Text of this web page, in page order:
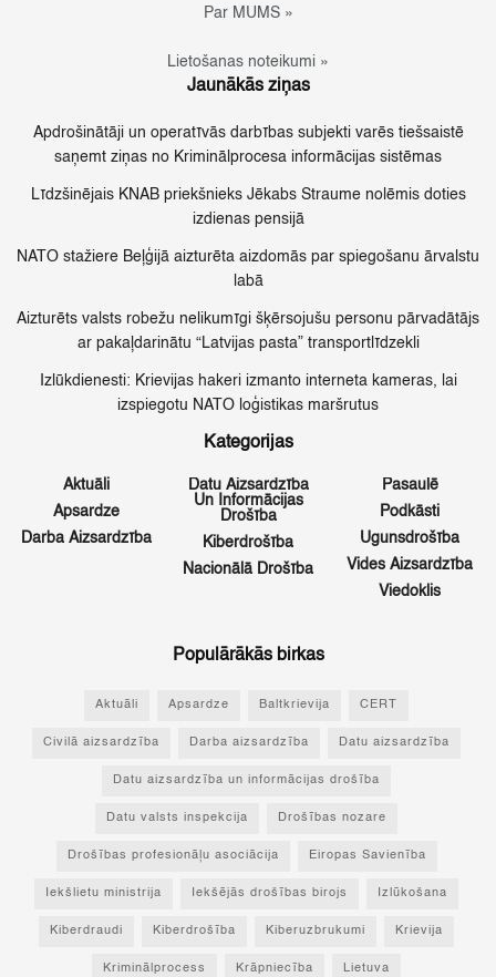
Par MUMS »
Lietošanas noteikumi »
Jaunākās ziņas
Apdrošinātāji un operatīvās darbības subjekti varēs tiešsaistē
saņemt ziņas no Kriminālprocesa informācijas sistēmas
Līdzšinējais KNAB priekšnieks Jēkabs Straume nolēmis doties
izdienas pensijā
NATO stažiere Beļģijā aizturēta aizdomās par spiegošanu ārvalstu
labā
Aizturēts valsts robežu nelikumīgi šķērsojušu personu pārvadātājs
ar pakaļdarinātu “Latvijas pasta” transportlīdzekli
Izlūkdienesti: Krievijas hakeri izmanto interneta kameras, lai
izspiegotu NATO loģistikas maršrutus
Kategorijas
Aktuāli
Apsardze
Darba Aizsardzība
Datu Aizsardzība
Un Informācijas
Drošība
Kiberdrošība
Nacionālā Drošība
Pasaulē
Podkāsti
Ugunsdrošība
Vides Aizsardzība
Viedoklis
Populārākās birkas
Aktuāli Apsardze Baltkrievija CERT
Civilā aizsardzība Darba aizsardzība Datu aizsardzība
Datu aizsardzība un informācijas drošība
Datu valsts inspekcija Drošības nozare
Drošības profesionāļu asociācija Eiropas Savienība
Iekšlietu ministrija Iekšējās drošības birojs Izlūkošana
Kiberdraudi Kiberdrošība Kiberuzbrukumi Krievija
Kriminālprocess Krāpniecība Lietuva